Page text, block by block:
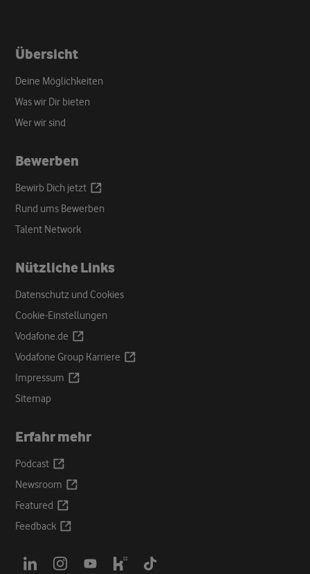
Übersicht
Deine Möglichkeiten
Was wir Dir bieten
Wer wir sind
Bewerben
Bewirb Dich jetzt
Opens
Rund ums Bewerben
Talent Network
Nützliche Links
Datenschutz und Cookies
Cookie-Einstellungen
Vodafone.de
Opens
a
Vodafone Group Karriere
Opens
Impressum
Opens
Sitemap
Erfahr mehr
Podcast
Opens
a
new
tab
Newsroom
Opens
Featured
Opens
a
new
Feedback
Opens
new
OpensOpens Opens OpensOpens